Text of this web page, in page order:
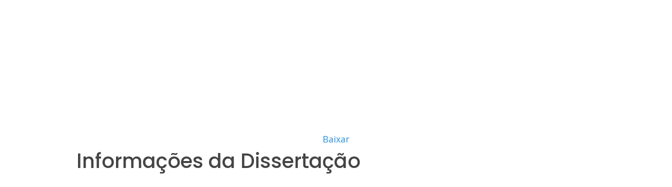
Baixar
Informações da Dissertação